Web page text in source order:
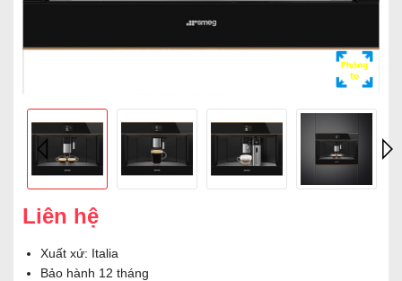
Phóng
to
Liên hệ
Xuất xứ: Italia
Bảo hành 12 tháng